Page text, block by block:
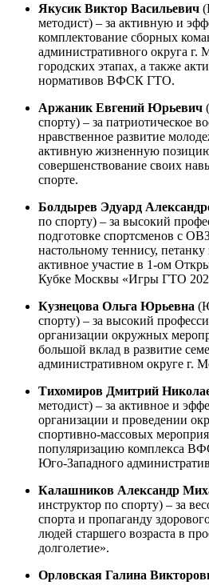
Якусик Виктор Васильевич
методист) – за активную и
комплектование сборных
административного округа г.
городских этапах, а также
нормативов ВФСК ГТО.
Аржаник Евгений Юрьевич
спорту) – за патриотическое
нравственное развитие
активную жизненную
совершенствование своих
спорте.
Болдырев Эдуард
по спорту) – за высокий
подготовке спортсменов с
настольному теннису, петанку
активное участие в 1-ом
Кубке Москвы «Игры ГТО
Кузнецова Ольга Юрьевна
спорту) – за высокий
организации окружных
большой вклад в развитие
административном округе г.
Тихомиров Дмитрий
методист) – за активное и
организации и проведении
спортивно-массовых
популяризацию комплекса
Юго-Западного
Калашников Александр
инструктор по спорту) – за
спорта и пропаганду
людей старшего возраста в
долголетие».
Орловская Галина